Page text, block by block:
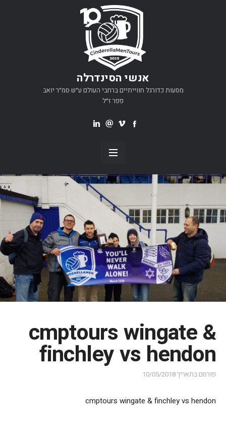
אנשי הסינדרלה
מסעות כדורגל חווייתיים ברחבי העולם ע״ש סמ״ר יואב
פפר ז״ל
cmptours wingate &
finchley vs hendon
פורסם בתאריך10/05/2018
cmptours wingate & finchley vs hendon